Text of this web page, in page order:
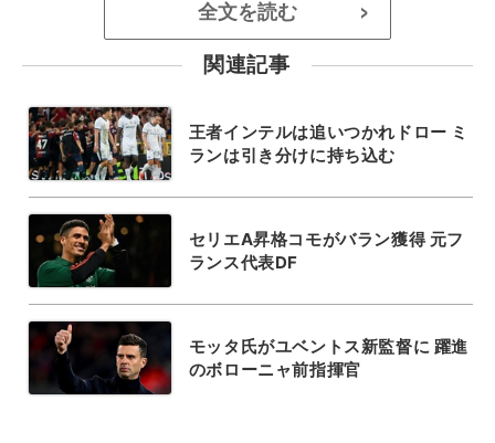
全文を読む >
関連記事
王者インテルは追いつかれドロー ミ
ランは引き分けに持ち込む
セリエA昇格コモがバラン獲得 元フ
ランス代表DF
モッタ氏がユベントス新監督に 躍進
のボローニャ前指揮官